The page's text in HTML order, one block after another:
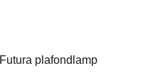
Futura plafondlamp